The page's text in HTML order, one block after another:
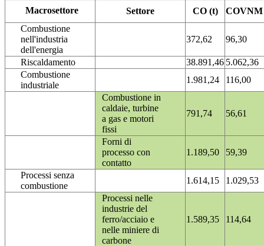
Macrosettore Settore CO (t)
COVNM
Combustione
nell'industria
dell'energia
372,62 96,30
Riscaldamento 38.891,46 5.062,36
Combustione
industriale
1.981,24
116,00
Combustione in
caldaie, turbine
a gas e motori
fissi
791,74 56,61
Forni di
processo con
contatto
1.189,50 59,39
Processi senza
combustione
1.614,15
1.029,53
Processi nelle
industrie del
ferro/acciaio e
nelle miniere di
carbone
1.589,35 114,64